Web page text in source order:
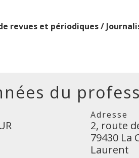
revues et périodiques /
du
Adresse
2, route
79430 La
Laurent